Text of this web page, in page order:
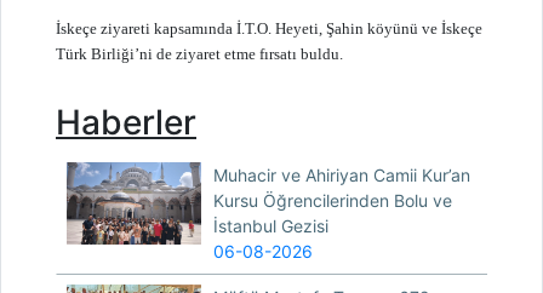
İskeçe ziyareti kapsamında İ.T.O. Heyeti, Şahin köyünü ve İskeçe
Türk Birliği’ni de ziyaret etme fırsatı buldu.
Haberler
Muhacir ve Ahiriyan Camii Kur’an
Kursu Öğrencilerinden Bolu ve
İstanbul Gezisi
06-08-2026